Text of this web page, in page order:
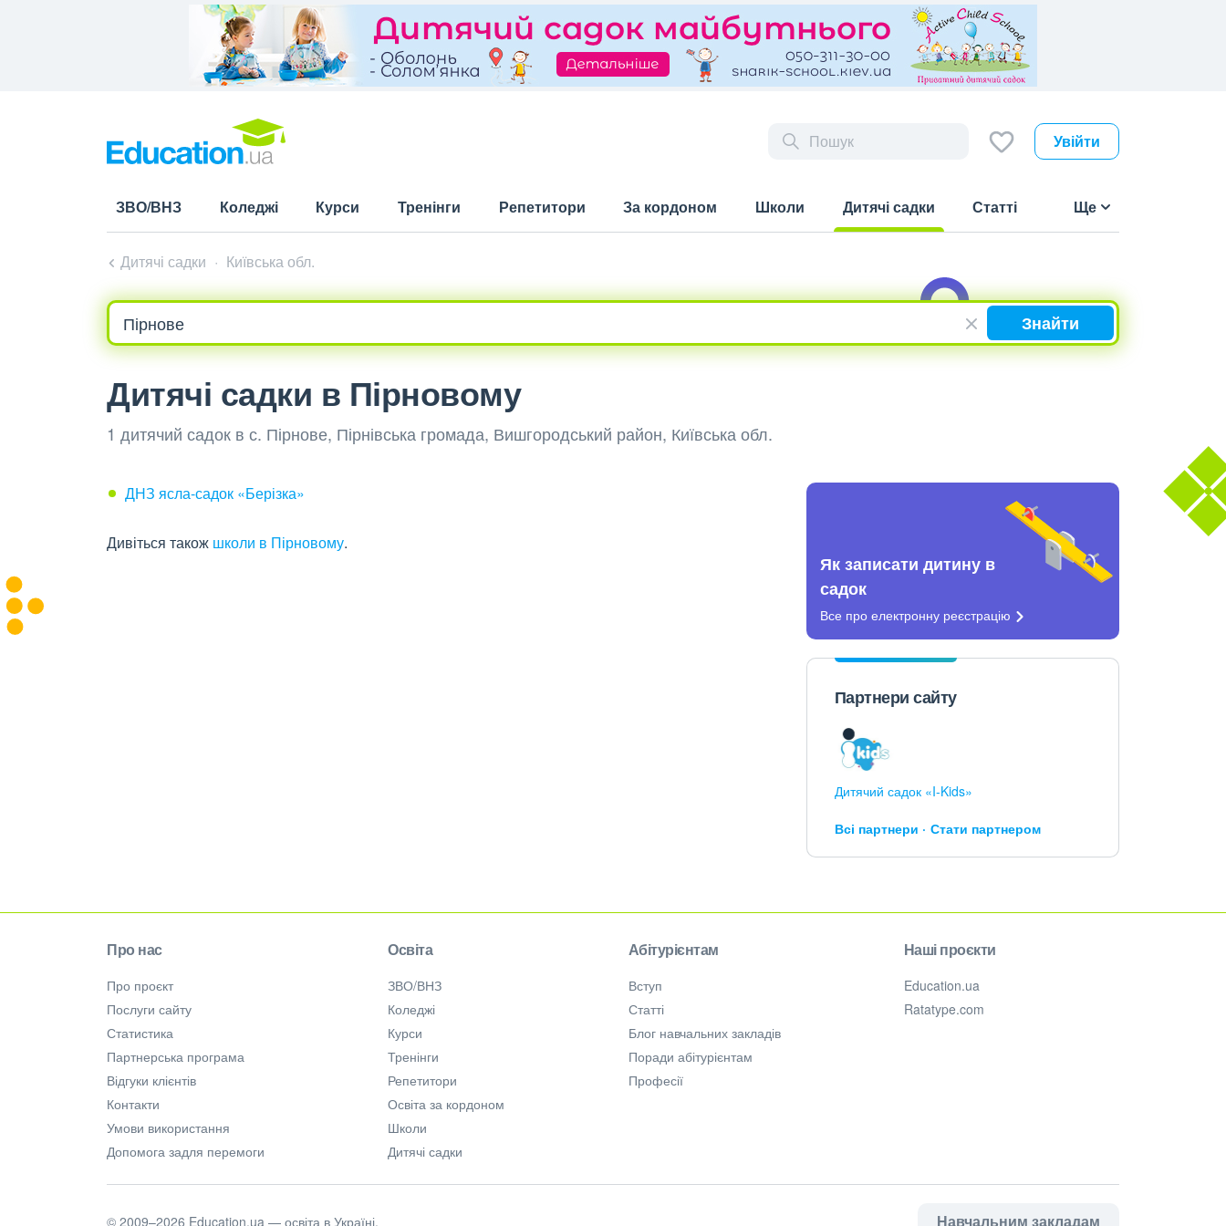
Увійти
ЗВО/ВНЗ Коледжі Курси Тренінги Репетитори За кордоном Школи
Дитячі садки
Статті Ще
Дитячі садки Київська обл.
Знайти
Дитячі садки в Пірновому
1 дитячий садок в с. Пірнове, Пірнівська громада, Вишгородський район, Київська обл.
ДНЗ ясла-садок «Берізка»
Дивіться також школи в Пірновому.
Як записати дитину в
садок
Все про електронну реєстрацію
Партнери сайту
Дитячий садок «I-Kids»
Всі партнери Стати партнером
Про нас
Про проєкт
Послуги сайту
Статистика
Партнерська програма
Відгуки клієнтів
Контакти
Умови використання
Допомога задля перемоги
Освіта
ЗВО/ВНЗ
Коледжі
Курси
Тренінги
Репетитори
Освіта за кордоном
Школи
Дитячі садки
Абітурієнтам
Вступ
Статті
Блог навчальних закладів
Поради абітурієнтам
Професії
Наші проєкти
Education.ua
Ratatype.com
Навчальним закладам
© 2009–2026 Education.ua — освіта в Україні.